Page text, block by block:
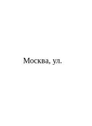
Москва, ул.